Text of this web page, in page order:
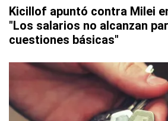
Kicillof apuntó contra Milei
"Los salarios no alcanzan
cuestiones básicas"